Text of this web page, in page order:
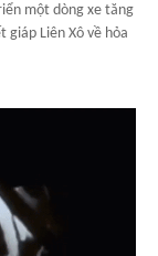
một dòng xe tăng
Liên Xô về hỏa